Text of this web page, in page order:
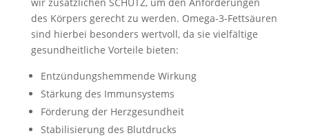
des Körpers gerecht zu werden. Omega-3-Fettsäuren
sind hierbei besonders wertvoll, da sie vielfältige
gesundheitliche Vorteile bieten:
Entzündungshemmende Wirkung
Stärkung des Immunsystems
Förderung der Herzgesundheit
Stabilisierung des Blutdrucks